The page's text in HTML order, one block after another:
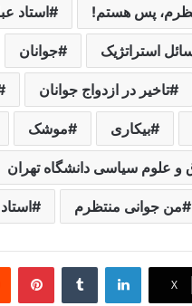
پس هستم! استاد
استراتژیک جوانان
تاخیر در ازدواج جوانان
بیکاری موشک
و علوم سیاسی دانشگاه تهران
من جوانی منتظرم
X
لینکدین ‫تامبلر